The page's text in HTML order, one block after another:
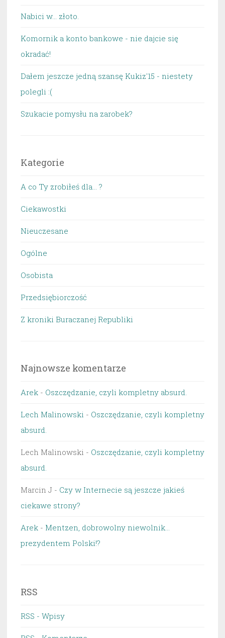
Nabici w... złoto.
Komornik a konto bankowe - nie dajcie się
okradać!
Dałem jeszcze jedną szansę Kukiz'15 - niestety
polegli :(
Szukacie pomysłu na zarobek?
Kategorie
A co Ty zrobiłeś dla… ?
Ciekawostki
Nieuczesane
Ogólne
Osobista
Przedsiębiorczość
Z kroniki Buraczanej Republiki
Najnowsze komentarze
Arek - Oszczędzanie, czyli kompletny absurd.
Lech Malinowski - Oszczędzanie, czyli kompletny
absurd.
Lech Malinowski - Oszczędzanie, czyli kompletny
absurd.
Marcin J - Czy w Internecie są jeszcze jakieś
ciekawe strony?
Arek - Mentzen, dobrowolny niewolnik…
prezydentem Polski!?
RSS
RSS - Wpisy